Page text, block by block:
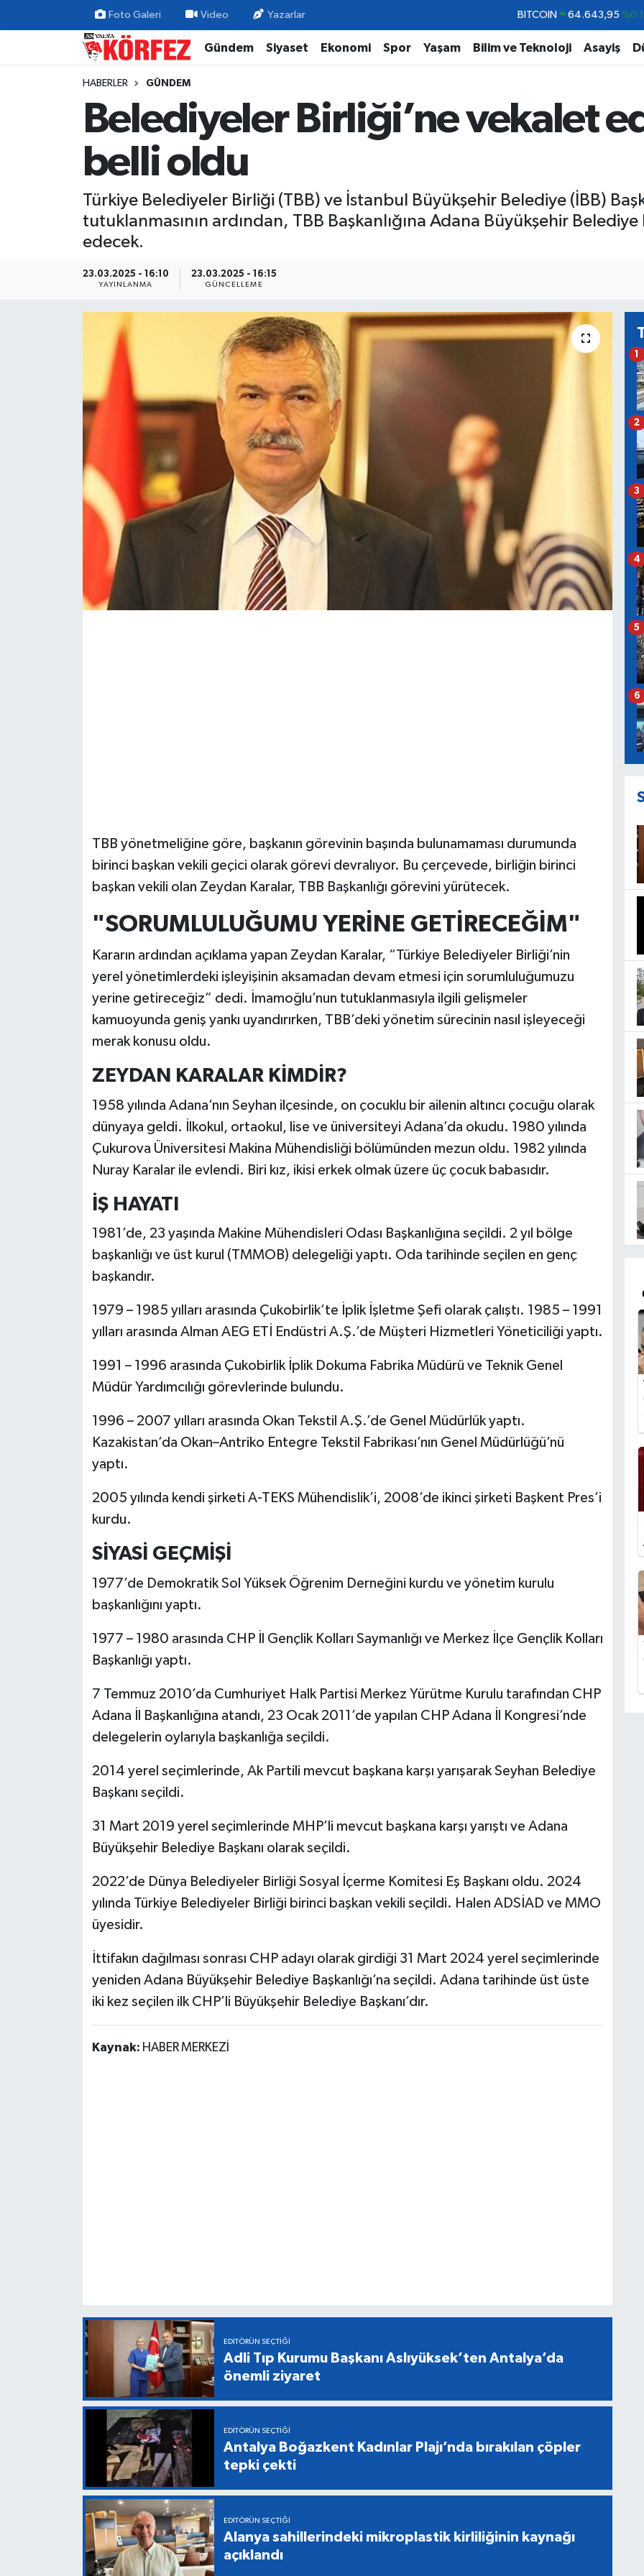
Foto Galeri Video Yazarlar DOLAR 47,6006
EURO 55,0250
BİST100 13.799
Gündem Siyaset Ekonomi Spor Yaşam Bilim ve Teknoloji Asayiş
HABERLER GÜNDEM
Belediyeler Birliği’ne vekalet
belli oldu
Türkiye Belediyeler Birliği (TBB) ve İstanbul Büyükşehir Belediye (İBB)
tutuklanmasının ardından, TBB Başkanlığına Adana Büyükşehir
edecek.
23.03.2025 - 16:10
YAYINLANMA
23.03.2025 - 16:15
GÜNCELLEME
TBB yönetmeliğine göre, başkanın görevinin başında bulunamaması durumunda
birinci başkan vekili geçici olarak görevi devralıyor. Bu çerçevede, birliğin birinci
başkan vekili olan Zeydan Karalar, TBB Başkanlığı görevini yürütecek.
"SORUMLULUĞUMU YERİNE GETİRECEĞİM"
Kararın ardından açıklama yapan Zeydan Karalar, “Türkiye Belediyeler Birliği’nin
yerel yönetimlerdeki işleyişinin aksamadan devam etmesi için sorumluluğumuzu
yerine getireceğiz” dedi. İmamoğlu’nun tutuklanmasıyla ilgili gelişmeler
kamuoyunda geniş yankı uyandırırken, TBB’deki yönetim sürecinin nasıl işleyeceği
merak konusu oldu.
ZEYDAN KARALAR KİMDİR?
1958 yılında Adana’nın Seyhan ilçesinde, on çocuklu bir ailenin altıncı çocuğu olarak
dünyaya geldi. İlkokul, ortaokul, lise ve üniversiteyi Adana’da okudu. 1980 yılında
Çukurova Üniversitesi Makina Mühendisliği bölümünden mezun oldu. 1982 yılında
Nuray Karalar ile evlendi. Biri kız, ikisi erkek olmak üzere üç çocuk babasıdır.
İŞ HAYATI
1981’de, 23 yaşında Makine Mühendisleri Odası Başkanlığına seçildi. 2 yıl bölge
başkanlığı ve üst kurul (TMMOB) delegeliği yaptı. Oda tarihinde seçilen en genç
başkandır.
1979 – 1985 yılları arasında Çukobirlik’te İplik İşletme Şefi olarak çalıştı. 1985 – 1991
yılları arasında Alman AEG ETİ Endüstri A.Ş.’de Müşteri Hizmetleri Yöneticiliği yaptı.
1991 – 1996 arasında Çukobirlik İplik Dokuma Fabrika Müdürü ve Teknik Genel
Müdür Yardımcılığı görevlerinde bulundu.
1996 – 2007 yılları arasında Okan Tekstil A.Ş.’de Genel Müdürlük yaptı.
Kazakistan’da Okan–Antriko Entegre Tekstil Fabrikası’nın Genel Müdürlüğü’nü
yaptı.
2005 yılında kendi şirketi A-TEKS Mühendislik’i, 2008’de ikinci şirketi Başkent Pres’i
kurdu.
SİYASİ GEÇMİŞİ
1977’de Demokratik Sol Yüksek Öğrenim Derneğini kurdu ve yönetim kurulu
başkanlığını yaptı.
1977 – 1980 arasında CHP İl Gençlik Kolları Saymanlığı ve Merkez İlçe Gençlik Kolları
Başkanlığı yaptı.
7 Temmuz 2010’da Cumhuriyet Halk Partisi Merkez Yürütme Kurulu tarafından CHP
Adana İl Başkanlığına atandı, 23 Ocak 2011’de yapılan CHP Adana İl Kongresi’nde
delegelerin oylarıyla başkanlığa seçildi.
2014 yerel seçimlerinde, Ak Partili mevcut başkana karşı yarışarak Seyhan Belediye
Başkanı seçildi.
31 Mart 2019 yerel seçimlerinde MHP’li mevcut başkana karşı yarıştı ve Adana
Büyükşehir Belediye Başkanı olarak seçildi.
2022’de Dünya Belediyeler Birliği Sosyal İçerme Komitesi Eş Başkanı oldu. 2024
yılında Türkiye Belediyeler Birliği birinci başkan vekili seçildi. Halen ADSİAD ve MMO
üyesidir.
İttifakın dağılması sonrası CHP adayı olarak girdiği 31 Mart 2024 yerel seçimlerinde
yeniden Adana Büyükşehir Belediye Başkanlığı’na seçildi. Adana tarihinde üst üste
iki kez seçilen ilk CHP’li Büyükşehir Belediye Başkanı’dır.
Kaynak: HABER MERKEZİ
EDITÖRÜN SEÇTIĞI
Adli Tıp Kurumu Başkanı Aslıyüksek’ten Antalya’da
önemli ziyaret
EDITÖRÜN SEÇTIĞI
Antalya Boğazkent Kadınlar Plajı’nda bırakılan çöpler
tepki çekti
EDITÖRÜN SEÇTIĞI
Alanya sahillerindeki mikroplastik kirliliğinin kaynağı
açıklandı
1
2
3
4
5
6
Gündem
Yerel Yönetim
Magazin
Kültür ve Sanat
Sivil Toplum
Nöbetçi Eczaneler
Trafik Durumu
Süper Lig Puan Durumu ve Fikstür
Tüm Manşetler
Son Dakika Haberleri
Haber Arşivi